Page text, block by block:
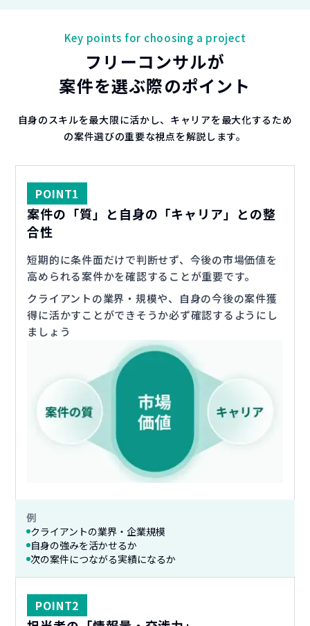
Key points for choosing a project
フリーコンサルが
案件を選ぶ際のポイント
自身のスキルを最大限に活かし、キャリアを最大化するため
の案件選びの重要な視点を解説します。
POINT1
案件の「質」と自身の「キャリア」との整
合性
短期的に条件面だけで判断せず、今後の市場価値を
高められる案件かを確認することが重要です。
クライアントの業界・規模や、自身の今後の案件獲
得に活かすことができそうか必ず確認するようにし
ましょう
例
クライアントの業界・企業規模
自身の強みを活かせるか
次の案件につながる実績になるか
POINT2